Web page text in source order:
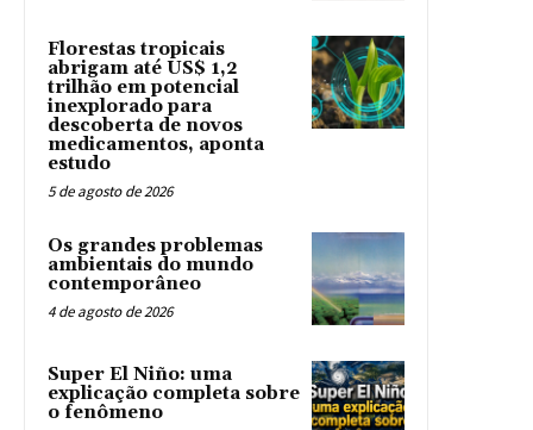
Florestas tropicais
abrigam até US$ 1,2
trilhão em potencial
inexplorado para
descoberta de novos
medicamentos, aponta
estudo
5 de agosto de 2026
Os grandes problemas
ambientais do mundo
contemporâneo
4 de agosto de 2026
Super El Niño: uma
explicação completa sobre
o fenômeno